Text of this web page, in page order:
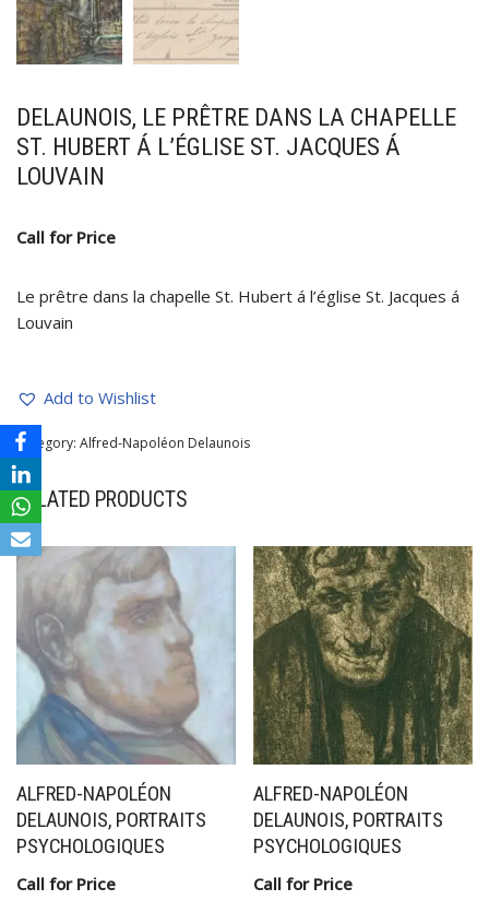
DELAUNOIS, LE PRÊTRE DANS LA CHAPELLE
ST. HUBERT Á L’ÉGLISE ST. JACQUES Á
LOUVAIN
Call for Price
Le prêtre dans la chapelle St. Hubert á l’église St. Jacques á
Louvain
Add to Wishlist
Category: Alfred-Napoléon Delaunois
RELATED PRODUCTS
ALFRED-NAPOLÉON
DELAUNOIS, PORTRAITS
PSYCHOLOGIQUES
Call for Price
ALFRED-NAPOLÉON
DELAUNOIS, PORTRAITS
PSYCHOLOGIQUES
Call for Price